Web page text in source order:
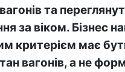
та
за віком. Бізнес
критерієм має
вагонів, а не